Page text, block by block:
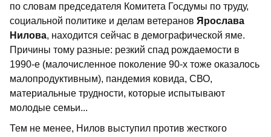
по словам председателя Комитета Госдумы по труду,
социальной политике и делам ветеранов Ярослава
Нилова, находится сейчас в демографической яме.
Причины тому разные: резкий спад рождаемости в
1990-е (малочисленное поколение 90-х тоже оказалось
малопродуктивным), пандемия ковида, СВО,
материальные трудности, которые испытывают
молодые семьи...
Тем не менее, Нилов выступил против жесткого